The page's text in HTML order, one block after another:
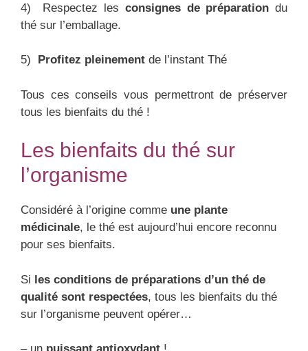
4) Respectez les consignes de préparation du
thé sur l’emballage.
5) Profitez pleinement de l’instant Thé
Tous ces conseils vous permettront de préserver
tous les bienfaits du thé !
Les bienfaits du thé sur
l’organisme
Considéré à l’origine comme une plante
médicinale, le thé est aujourd’hui encore reconnu
pour ses bienfaits.
Si les conditions de préparations d’un thé de
qualité sont respectées, tous les bienfaits du thé
sur l’organisme peuvent opérer…